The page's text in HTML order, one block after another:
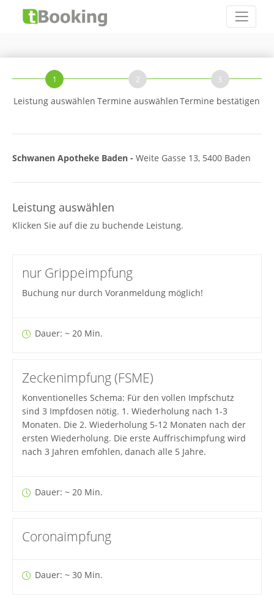
1
Leistung auswählen
2
Termine auswählen
3
Termine bestätigen
Schwanen Apotheke Baden - Weite Gasse 13, 5400 Baden
Leistung auswählen
Klicken Sie auf die zu buchende Leistung.
nur Grippeimpfung
Buchung nur durch Voranmeldung möglich!
Dauer: ~ 20 Min.
Zeckenimpfung (FSME)
Konventionelles Schema: Für den vollen Impfschutz
sind 3 Impfdosen nötig. 1. Wiederholung nach 1-3
Monaten. Die 2. Wiederholung 5-12 Monaten nach der
ersten Wiederholung. Die erste Auffrischimpfung wird
nach 3 Jahren emfohlen, danach alle 5 Jahre.
Dauer: ~ 20 Min.
Coronaimpfung
Dauer: ~ 30 Min.